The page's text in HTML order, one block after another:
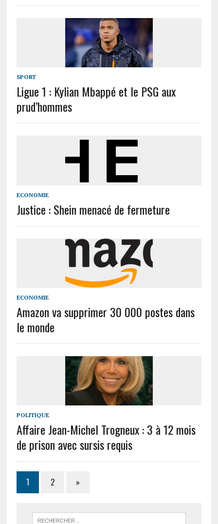
SPORT
Ligue 1 : Kylian Mbappé et le PSG aux
prud’hommes
ECONOMIE
Justice : Shein menacé de fermeture
ECONOMIE
Amazon va supprimer 30 000 postes dans
le monde
POLITIQUE
Affaire Jean-Michel Trogneux : 3 à 12 mois
de prison avec sursis requis
1 2 »